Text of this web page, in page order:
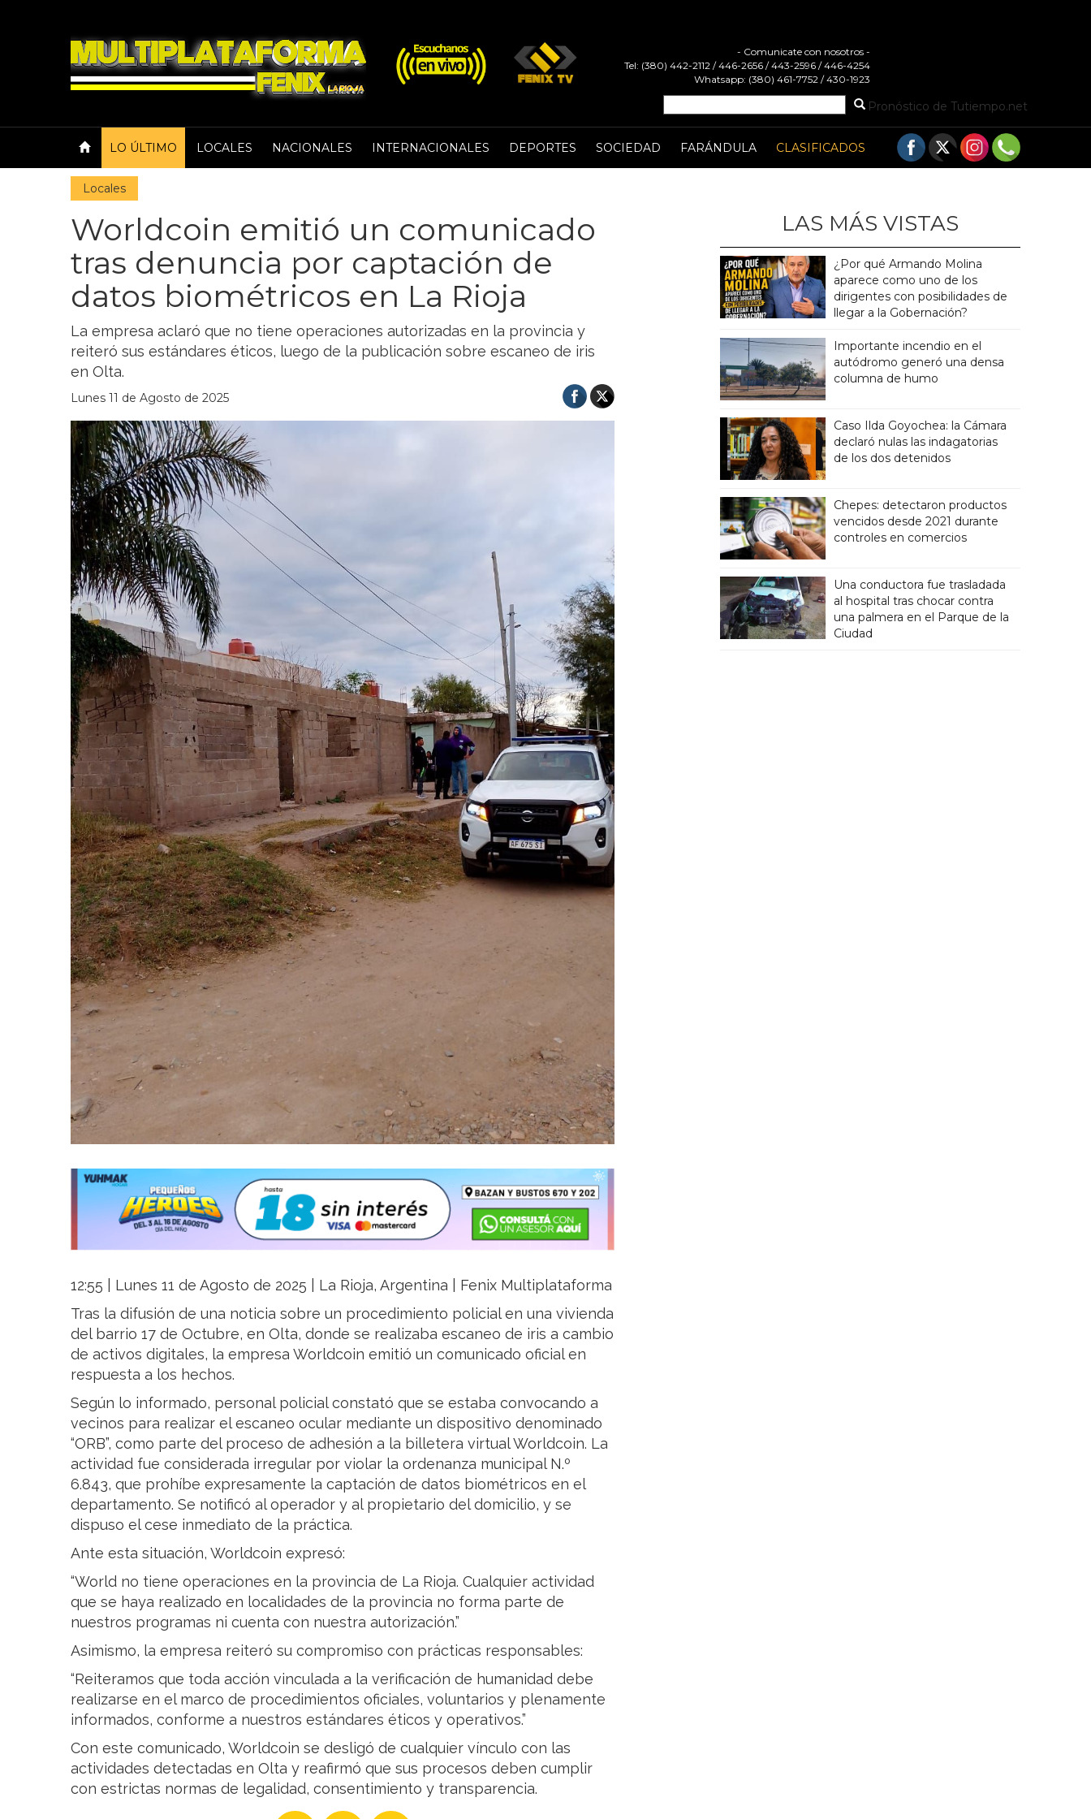
- Comunicate con nosotros -
Tel: (380) 442-2112 / 446-2656 / 443-2596 / 446-4254
Whatsapp: (380) 461-7752 / 430-1923
Pronóstico de Tutiempo.net
LO ÚLTIMO LOCALES NACIONALES INTERNACIONALES DEPORTES SOCIEDAD FARÁNDULA CLASIFICADOS
Locales
Worldcoin emitió un comunicado
tras denuncia por captación de
datos biométricos en La Rioja
La empresa aclaró que no tiene operaciones autorizadas en la provincia y
reiteró sus estándares éticos, luego de la publicación sobre escaneo de iris
en Olta.
Lunes 11 de Agosto de 2025
12:55 | Lunes 11 de Agosto de 2025 | La Rioja, Argentina | Fenix Multiplataforma
Tras la difusión de una noticia sobre un procedimiento policial en una vivienda
del barrio 17 de Octubre, en Olta, donde se realizaba escaneo de iris a cambio
de activos digitales, la empresa Worldcoin emitió un comunicado oficial en
respuesta a los hechos.
Según lo informado, personal policial constató que se estaba convocando a
vecinos para realizar el escaneo ocular mediante un dispositivo denominado
“ORB”, como parte del proceso de adhesión a la billetera virtual Worldcoin. La
actividad fue considerada irregular por violar la ordenanza municipal N.º
6.843, que prohíbe expresamente la captación de datos biométricos en el
departamento. Se notificó al operador y al propietario del domicilio, y se
dispuso el cese inmediato de la práctica.
Ante esta situación, Worldcoin expresó:
“World no tiene operaciones en la provincia de La Rioja. Cualquier actividad
que se haya realizado en localidades de la provincia no forma parte de
nuestros programas ni cuenta con nuestra autorización.”
Asimismo, la empresa reiteró su compromiso con prácticas responsables:
“Reiteramos que toda acción vinculada a la verificación de humanidad debe
realizarse en el marco de procedimientos oficiales, voluntarios y plenamente
informados, conforme a nuestros estándares éticos y operativos.”
Con este comunicado, Worldcoin se desligó de cualquier vínculo con las
actividades detectadas en Olta y reafirmó que sus procesos deben cumplir
con estrictas normas de legalidad, consentimiento y transparencia.
LAS MÁS VISTAS
¿Por qué Armando Molina
aparece como uno de los
dirigentes con posibilidades de
llegar a la Gobernación?
Importante incendio en el
autódromo generó una densa
columna de humo
Caso Ilda Goyochea: la Cámara
declaró nulas las indagatorias
de los dos detenidos
Chepes: detectaron productos
vencidos desde 2021 durante
controles en comercios
Una conductora fue trasladada
al hospital tras chocar contra
una palmera en el Parque de la
Ciudad